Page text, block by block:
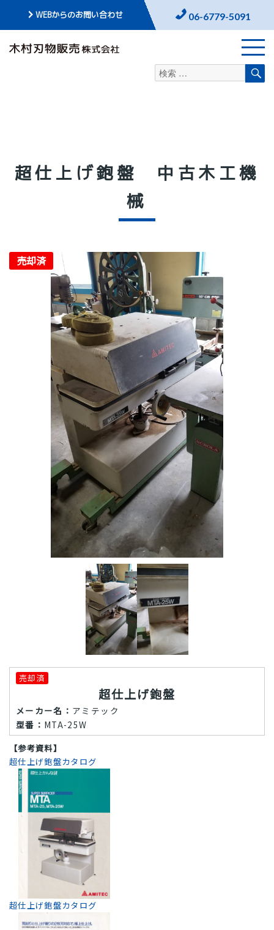
WEBからのお問い合わせ 06-6779-5091
検
索
索
超仕上げ鉋盤 中古木工機
械
売却済
売却済
超仕上げ鉋盤
メーカー名： アミテック
型番： MTA-25W
【参考資料】
超仕上げ鉋盤カタログ
超仕上げ鉋盤カタログ